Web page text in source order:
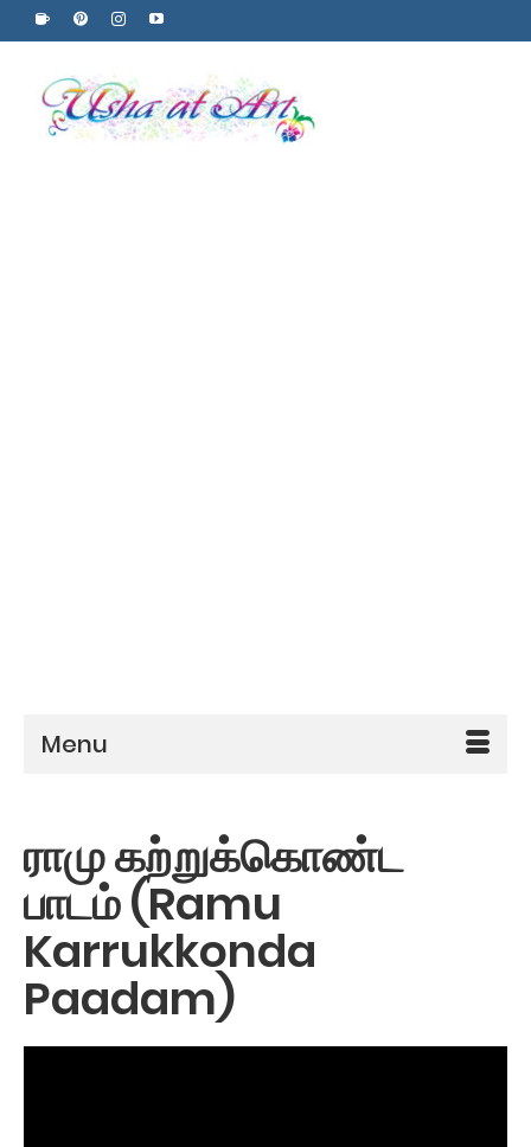
Menu
ராமு கற்றுக்கொண்ட
பாடம் (Ramu
Karrukkonda
Paadam)